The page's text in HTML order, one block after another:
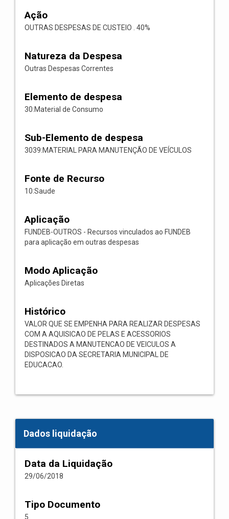
Ação
OUTRAS DESPESAS DE CUSTEIO . 40%
Natureza da Despesa
Outras Despesas Correntes
Elemento de despesa
30:Material de Consumo
Sub-Elemento de despesa
3039:MATERIAL PARA MANUTENÇÃO DE VEÍCULOS
Fonte de Recurso
10:Saude
Aplicação
FUNDEB-OUTROS - Recursos vinculados ao FUNDEB
para aplicação em outras despesas
Modo Aplicação
Aplicações Diretas
Histórico
VALOR QUE SE EMPENHA PARA REALIZAR DESPESAS
COM A AQUISICAO DE PELAS E ACESSORIOS
DESTINADOS A MANUTENCAO DE VEICULOS A
DISPOSICAO DA SECRETARIA MUNICIPAL DE
EDUCACAO.
Dados liquidação
Data da Liquidação
29/06/2018
Tipo Documento
5